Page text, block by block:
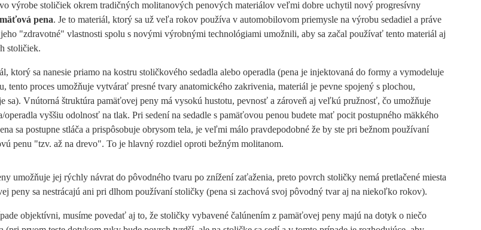
výrobe stoličiek okrem tradičných molitanových penových materiálov veľmi dobre uchytil nový progresívny
pena. Je to materiál, ktorý sa už veľa rokov používa v automobilovom priemysle na výrobu sedadiel a práve
"zdravotné" vlastnosti spolu s novými výrobnými technológiami umožnili, aby sa začal používať tento materiál aj
stoličiek.
ktorý sa nanesie priamo na kostru stoličkového sedadla alebo operadla (pena je injektovaná do formy a vymodeluje
tento proces umožňuje vytvárať presné tvary anatomického zakrivenia, materiál je pevne spojený s plochou,
sa). Vnútorná štruktúra pamäťovej peny má vysokú hustotu, pevnosť a zároveň aj veľkú pružnosť, čo umožňuje
operadla vyššiu odolnosť na tlak. Pri sedení na sedadle s pamäťovou penou budete mať pocit postupného mäkkého
sa postupne stláča a prispôsobuje obrysom tela, je veľmi málo pravdepodobné že by ste pri bežnom používaní
penu "tzv. až na drevo". To je hlavný rozdiel oproti bežným molitanom.
umožňuje jej rýchly návrat do pôvodného tvaru po znížení zaťaženia, preto povrch stoličky nemá pretlačené miesta
peny sa nestrácajú ani pri dlhom používaní stoličky (pena si zachová svoj pôvodný tvar aj na niekoľko rokov).
objektívni, musíme povedať aj to, že stoličky vybavené čalúnením z pamäťovej peny majú na dotyk o niečo